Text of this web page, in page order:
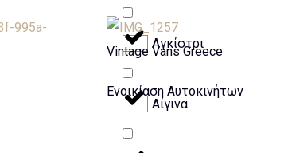
Αγκίστρι
Αίγινα
Vintage Vans Greece
Ενοικίαση Αυτοκινήτων